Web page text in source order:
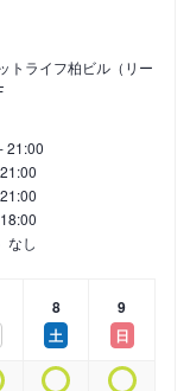
トライフ柏ビル（リー
21:00
なし
8
土
9
日